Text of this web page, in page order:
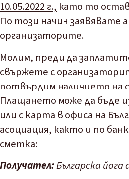
10.05.2022 г., като то
По този начин заявявате
организаторите.
Молим, преди да
свържете с
потвърдим наличието на
Плащането може да бъде
или с карта в офиса на
асоциация, както и по
сметка:
Получател:Българска